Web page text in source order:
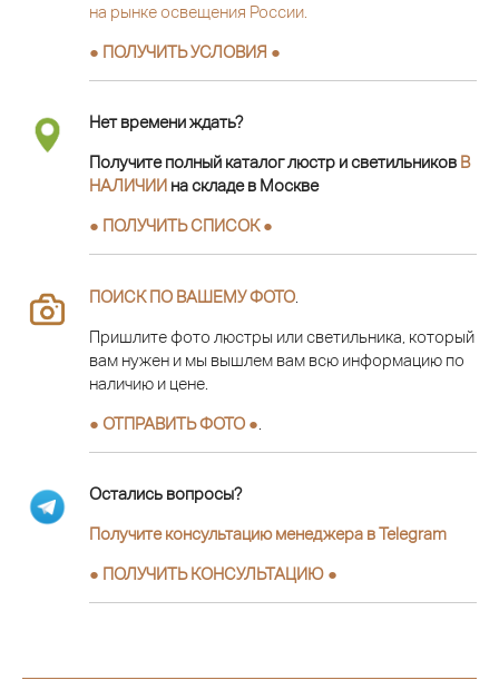
на рынке освещения России.
● ПОЛУЧИТЬ УСЛОВИЯ ●
Нет времени ждать?
Получите полный каталог люстр и светильников В
НАЛИЧИИ на складе в Москве
● ПОЛУЧИТЬ СПИСОК ●
ПОИСК ПО ВАШЕМУ ФОТО
Пришлите фото люстры или светильника, который
вам нужен и мы вышлем вам всю информацию по
наличию и цене.
● ОТПРАВИТЬ ФОТО ●
Остались вопросы?
Получите консультацию менеджера в Telegram
● ПОЛУЧИТЬ КОНСУЛЬТАЦИЮ ●